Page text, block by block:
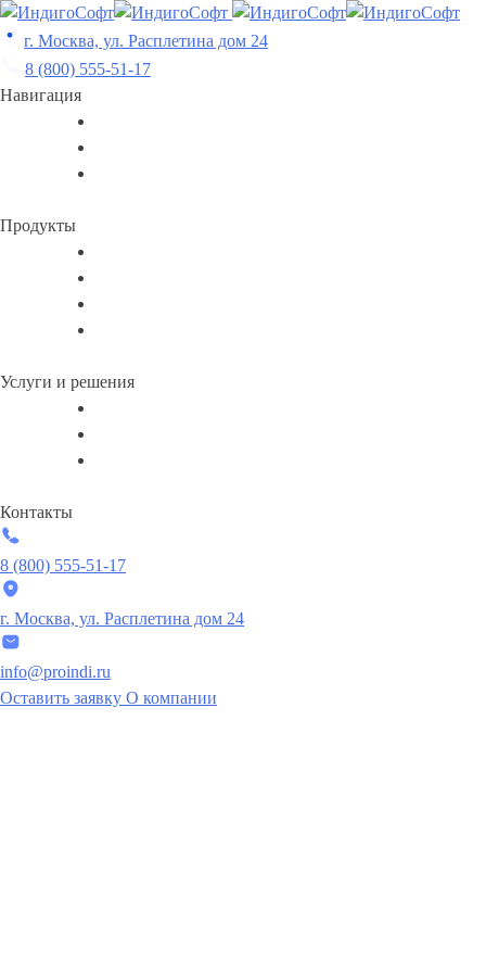
Skip
to
content
г. Москва, ул. Расплетина дом 24
8 (800) 555-51-17
Навигация
Продукты
Услуги и решения
Контакты
8 (800) 555-51-17
г. Москва, ул. Расплетина дом 24
info@proindi.ru
Оставить заявку О компании